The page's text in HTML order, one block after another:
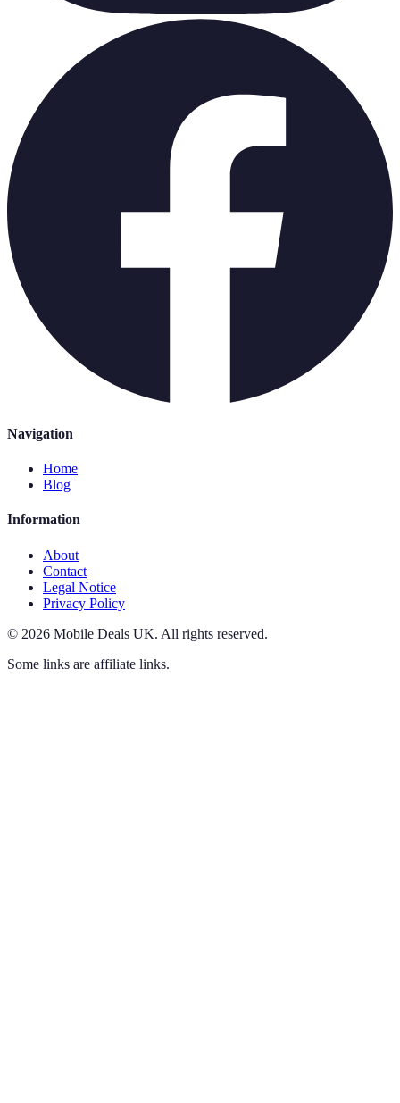
Navigation
Home
Blog
Information
About
Contact
Legal Notice
Privacy Policy
© 2026 Mobile Deals UK. All rights reserved.
Some links are affiliate links.